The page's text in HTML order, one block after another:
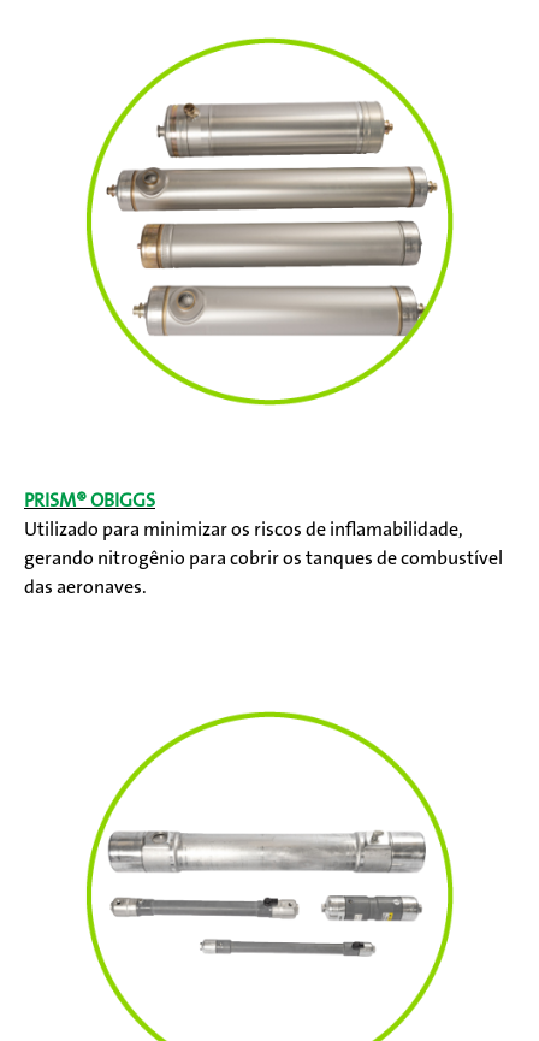
PRISM® OBIGGS
Utilizado para minimizar os riscos de inflamabilidade,
gerando nitrogênio para cobrir os tanques de combustível
das aeronaves.